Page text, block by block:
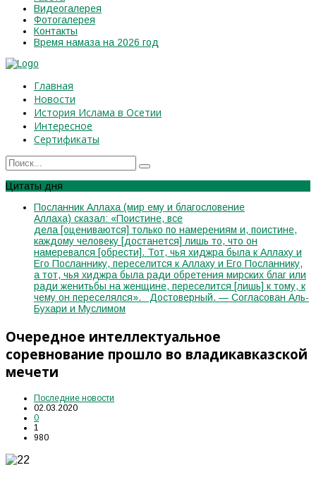
Видеогалерея
Фотогалерея
Контакты
Время намаза на 2026 год
Главная
Новости
История Ислама в Осетии
Интересное
Сертификаты
Цитаты дня
Посланник Аллаха (мир ему и благословение
Аллаха) сказал: «Поистине, все
дела [оцениваются] только по намерениям и, поистине,
каждому человеку [достанется] лишь то, что он
намеревался [обрести]. Тот, чья хиджра была к Аллаху и
Его Посланнику, переселится к Аллаху и Его Посланнику,
а тот, чья хиджра была ради обретения мирских благ или
ради женитьбы на женщине, переселится [лишь] к тому, к
чему он переселялся». Достоверный. — Согласован Аль-
Бухари и Муслимом
Очередное интеллектуальное
соревнование прошло во владикавказской
мечети
Последние новости
02.03.2020
0
1
980